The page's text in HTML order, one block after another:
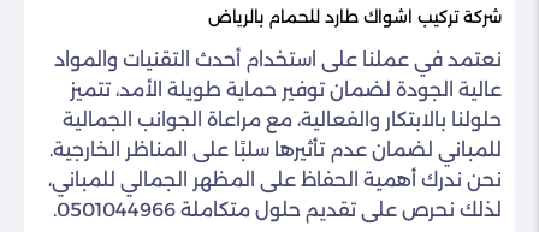
شركة تركيب اشواك طارد للحمام بالرياض
نعتمد في عملنا على استخدام أحدث التقنيات والمواد
عالية الجودة لضمان توفير حماية طويلة الأمد، تتميز
حلولنا بالابتكار والفعالية، مع مراعاة الجوانب الجمالية
للمباني لضمان عدم تأثيرها سلبًا على المناظر الخارجية.
نحن ندرك أهمية الحفاظ على المظهر الجمالي للمباني،
لذلك نحرص على تقديم حلول متكاملة 0501044966.